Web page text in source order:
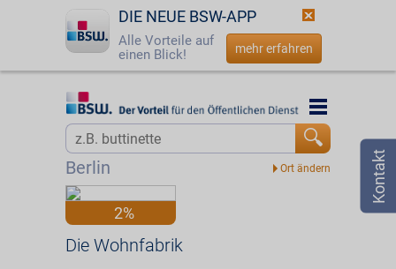
DIE NEUE BSW-APP
Alle Vorteile auf
einen Blick!
mehr erfahren
Startseite
Login
Berlin
Startseite
2%
Die Wohnfabrik